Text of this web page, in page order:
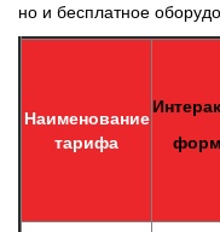
но и бесплатное
Наименование
тарифа